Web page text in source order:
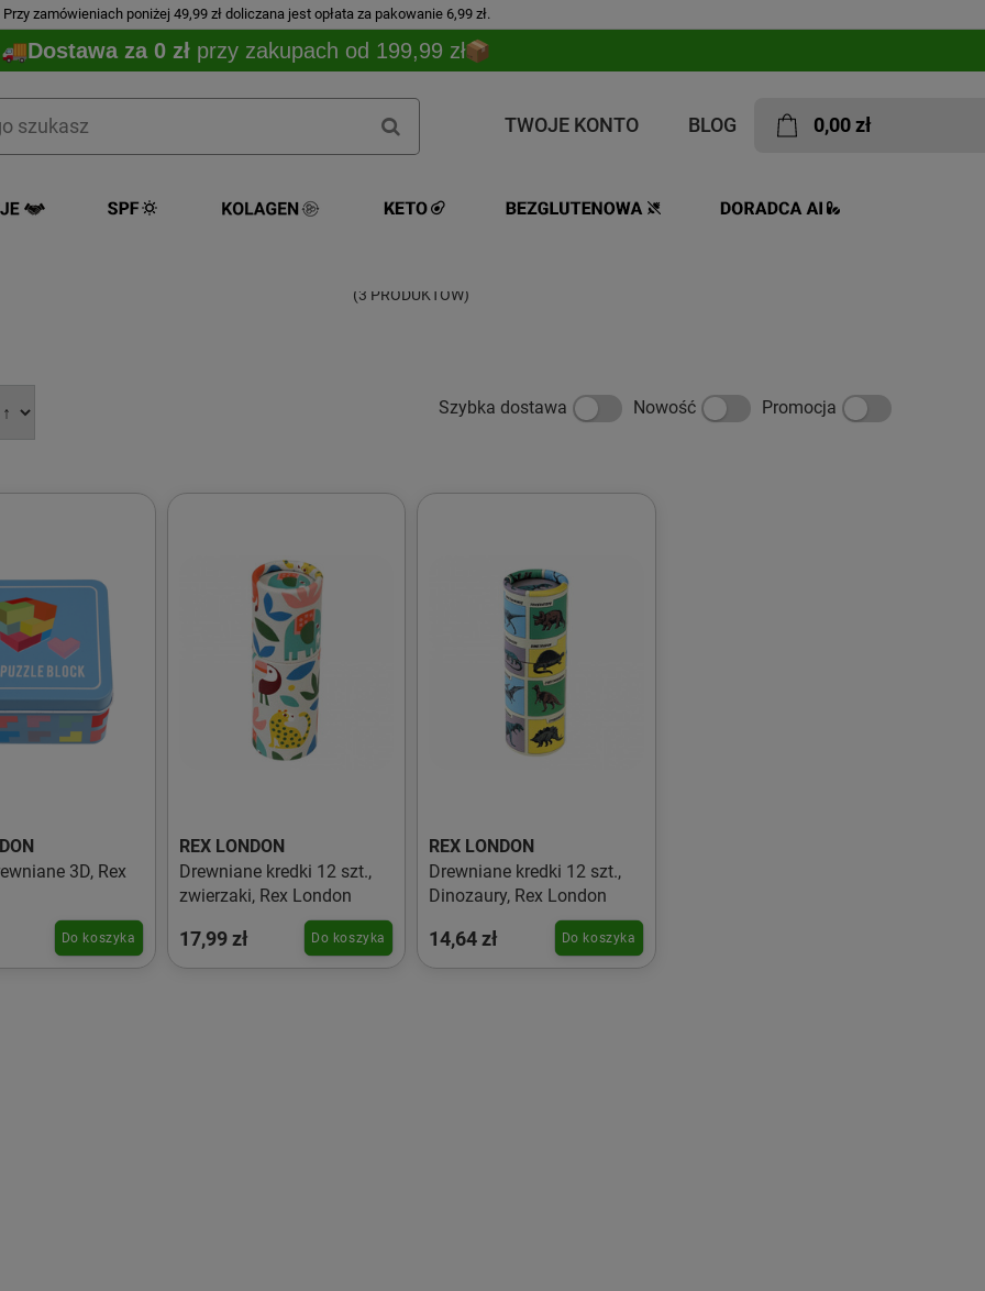
Przy zamówieniach poniżej 49,99 zł doliczana jest opłata za pakowanie 6,99 zł.
Dostawa za 0 zł przy zakupach od 199,99 zł
TWOJE KONTO BLOG 0,00 zł
(3 PRODUKTÓW)
Szybka dostawa Nowość Promocja
3D, Rex
Do koszyka
REX LONDON
Drewniane kredki 12 szt.,
zwierzaki, Rex London
17,99 zł Do koszyka
REX LONDON
Drewniane kredki 12 szt.,
Dinozaury, Rex London
14,64 zł Do koszyka